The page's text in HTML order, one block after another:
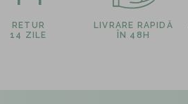
RETUR
14 ZILE
LIVRARE RAPIDĂ
ÎN 48H